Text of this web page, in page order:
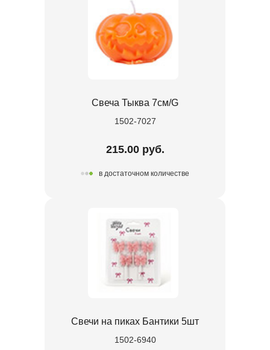
Свеча Тыква 7см/G
1502-7027
215.00 руб.
в достаточном количестве
Свечи на пиках Бантики 5шт
1502-6940